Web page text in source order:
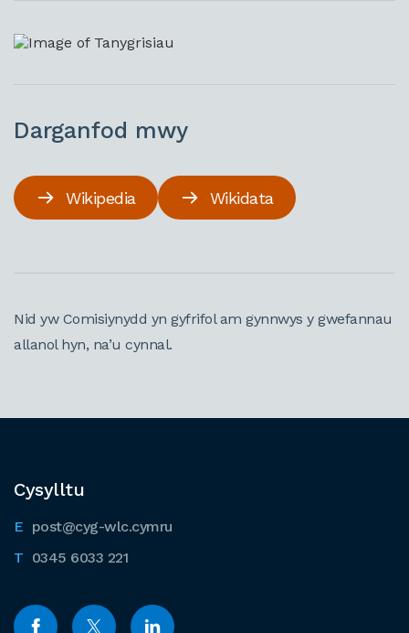
Darganfod mwy
Wikipedia Wikidata
Nid yw Comisiynydd yn gyfrifol am gynnwys y gwefannau
allanol hyn, na’u cynnal.
Cysylltu
post@cyg-wlc.cymru
0345 6033 221